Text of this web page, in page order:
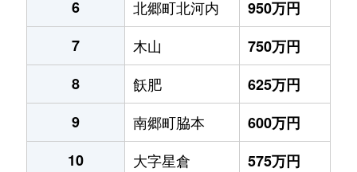
6
北郷町北河内
950万円
7
木山
750万円
8
飫肥
625万円
9
南郷町脇本
600万円
10
大字星倉 575万円